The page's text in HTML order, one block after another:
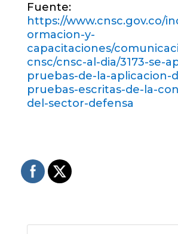
Fuente:
https://www.cnsc.gov.co/
ormacion-y-
capacitaciones/
cnsc/cnsc-al-dia/3173-se-
pruebas-de-la-aplicacion-
pruebas-escritas-de-la-
del-sector-defensa